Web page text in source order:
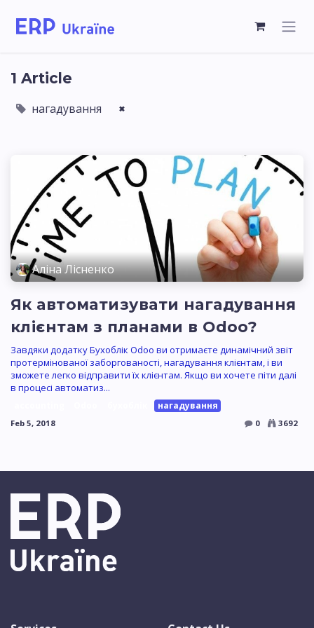
1 Article
нагадування ×
Аліна Лісненко
Як автоматизувати нагадування
клієнтам з планами в Odoo?
Завдяки додатку Бухоблік Odoo ви отримаєте динамічний звіт
протермінованої заборгованості, нагадування клієнтам, і ви
зможете легко відправити їх клієнтам. Якщо ви хочете піти далі
в процесі автоматиз...
нагадування
Feb 5, 2018 0 3692